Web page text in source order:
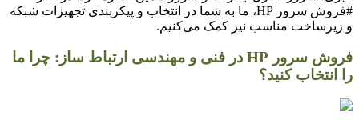
#فروش سرور HP، ما به شما در انتخاب و پیکربندی تجهیزات شبکه
و زیرساخت مناسب نیز کمک می‌کنیم.
فروش سرور HP در فنی و مهندسی ارتباط ساز: چرا ما
را انتخاب کنید؟